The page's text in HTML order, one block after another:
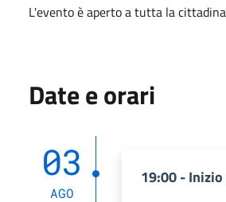
L'evento è aperto a tutta la
Date e orari
03
AGO
19:00 -